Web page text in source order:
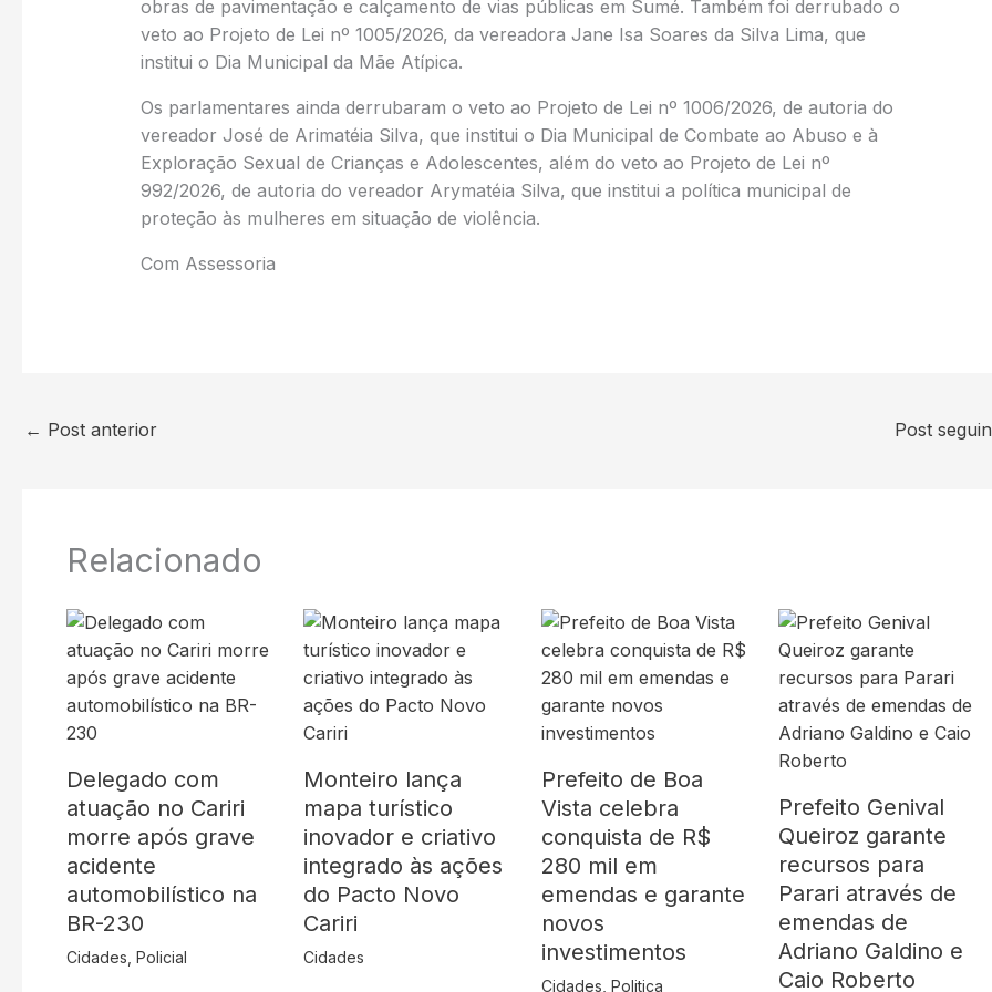
obras de pavimentação e calçamento de vias públicas em Sumé. Também foi derrubado o
veto ao Projeto de Lei nº 1005/2026, da vereadora Jane Isa Soares da Silva Lima, que
institui o Dia Municipal da Mãe Atípica.
Os parlamentares ainda derrubaram o veto ao Projeto de Lei nº 1006/2026, de autoria do
vereador José de Arimatéia Silva, que institui o Dia Municipal de Combate ao Abuso e à
Exploração Sexual de Crianças e Adolescentes, além do veto ao Projeto de Lei nº
992/2026, de autoria do vereador Arymatéia Silva, que institui a política municipal de
proteção às mulheres em situação de violência.
Com Assessoria
← Post anterior Post
Relacionado
Delegado com
atuação no Cariri
morre após grave
acidente
automobilístico na
BR-230
Cidades Policial
Monteiro lança
mapa turístico
inovador e criativo
integrado às ações
do Pacto Novo
Cariri
Cidades
Prefeito de Boa
Vista celebra
conquista de R$
280 mil em
emendas e garante
novos
investimentos
Cidades Politica
Prefeito Genival
Queiroz garante
recursos para
Parari através de
emendas de
Adriano Galdino e
Caio Roberto